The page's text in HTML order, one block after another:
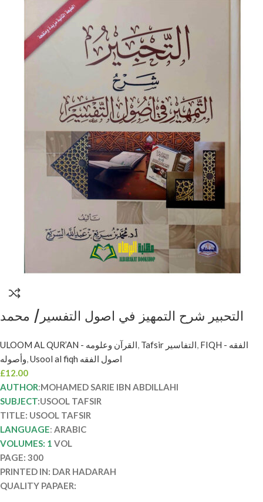
التحبير شرح التمهيز في اصول التفسير/ محمد
AL-TAMHID FI USOOL TAFSIR
ULOOM AL QUR’AN - القرآن وعلومه, Tafsir التفاسير, FIQH - الفقه
وأصوله,
Usool al fiqh اصول الفقه
£12.00
AUTHOR:MOHAMED SARIE IBN ABDILLAHI
SUBJECT:USOOL TAFSIR
TITLE: USOOL TAFSIR
LANGUAGE: ARABIC
VOLUMES: 1 VOL
PAGE: 300
PRINTED IN: DAR HADARAH
QUALITY PAPAER: